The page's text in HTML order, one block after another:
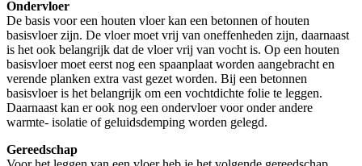
Ondervloer
De basis voor een houten vloer kan een betonnen of houten
basisvloer zijn. De vloer moet vrij van oneffenheden zijn, daarnaast
is het ook belangrijk dat de vloer vrij van vocht is. Op een houten
basisvloer moet eerst nog een spaanplaat worden aangebracht en
verende planken extra vast gezet worden. Bij een betonnen
basisvloer is het belangrijk om een vochtdichte folie te leggen.
Daarnaast kan er ook nog een ondervloer voor onder andere
warmte- isolatie of geluidsdemping worden gelegd.
Gereedschap